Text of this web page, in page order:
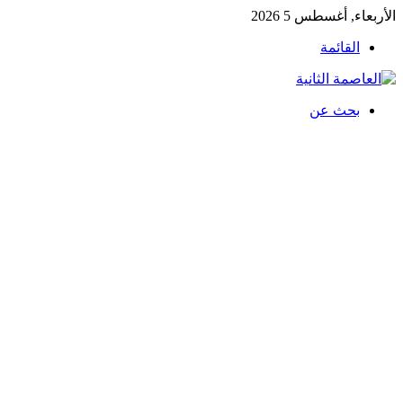
الأربعاء, أغسطس 5 2026
القائمة
بحث عن